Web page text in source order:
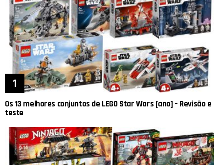
Os 13 melhores conjuntos de LEGO Star Wars [ano] – Revisão e
teste